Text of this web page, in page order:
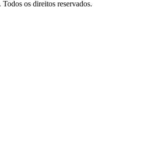
os direitos reservados.